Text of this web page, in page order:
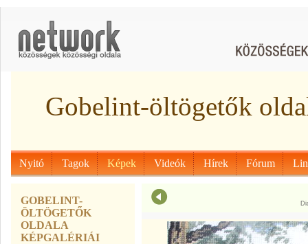
Gobelint-öltögetők
Nyitó Tagok Képek Videók Hírek Fórum
GOBELINT-
ÖLTÖGETŐK
OLDALA
KÉPGALÉRIÁI